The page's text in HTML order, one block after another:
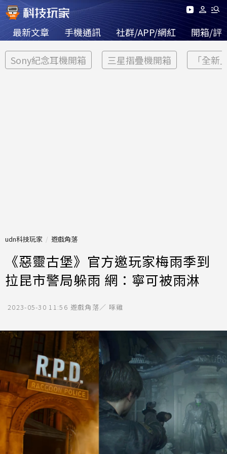
最新文章 手機通訊 社群/APP/網紅 開箱/評
Sony紀念耳機開箱 三星摺疊機開箱 「全新
udn科技玩家 遊戲角落
《惡靈古堡》官方邀玩家梅雨季到
拉昆市警局躲雨 網：寧可被雨淋
2023-05-30 11:56 遊戲角落／ 啄雞